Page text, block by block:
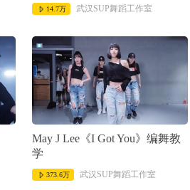
14.7万 武汉SUP舞蹈工作室
May J Lee《I Got You》编舞教
学
373.6万 武汉SUP舞蹈工作室